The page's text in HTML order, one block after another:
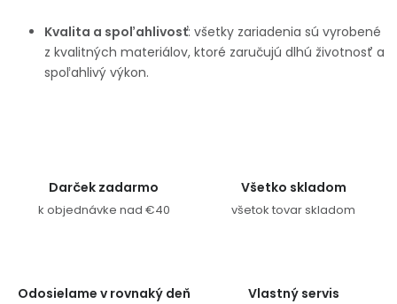
Přihlášení Registrace +
Kvalita a spoľahlivosť: všetky zariadenia sú vyrobené
z kvalitných materiálov, ktoré zaručujú dlhú životnosť a
spoľahlivý výkon.
Darček zadarmo
k objednávke nad €40
Všetko skladom
všetok tovar skladom
Odosielame v rovnaký deň Vlastný servis